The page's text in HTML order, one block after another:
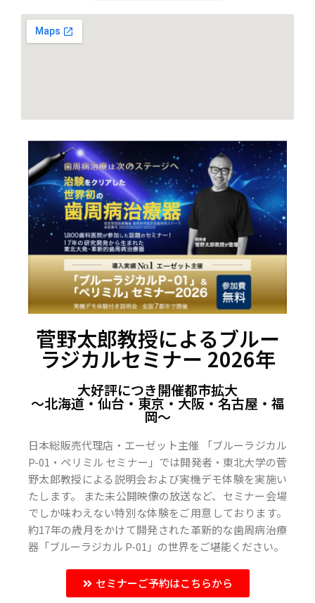
菅野太郎教授によるブルー
ラジカルセミナー 2026年
大好評につき開催都市拡大
〜北海道・仙台・東京・大阪・名古屋・福
岡〜
日本総販売代理店・エーゼット主催 「ブルーラジカル
P-01・ペリミル セミナー」では開発者・東北大学の菅
野太郎教授による説明会および実機デモ体験を実施い
たします。 また未公開映像の放送など、セミナー会場
でしか味わえない特別な体験をご用意しております。
約17年の歳月をかけて開発された革新的な歯周病治療
器「ブルーラジカル P-01」の世界をご堪能ください。
セミナーご予約はこちらから